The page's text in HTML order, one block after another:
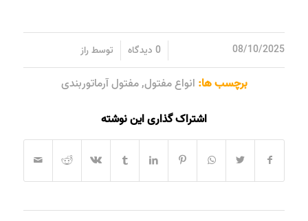
08/10/2025 0 دیدگاه توسطراز
برچسب ها: انواع مفتول,مفتول آرماتوربندی
اشتراک گذاری این نوشته